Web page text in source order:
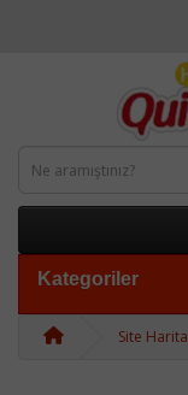
Kategoriler
Site